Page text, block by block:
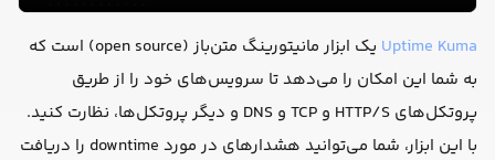
Uptime Kuma
یک ابزار مانیتورینگ متن‌باز (open source) است که
به شما این امکان را می‌دهد تا سرویس‌های خود را از طریق
پروتکل‌های HTTP/S و TCP و DNS و دیگر پروتکل‌ها، نظارت کنید.
با این ابزار، شما می‌توانید هشدارهای در مورد downtime را دریافت